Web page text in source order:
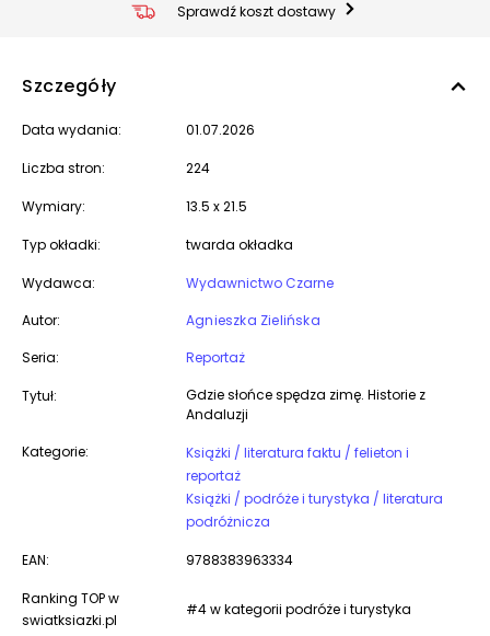
Sprawdź koszt dostawy
Szczegóły
Data wydania: 01.07.2026
Liczba stron: 224
Wymiary: 13.5 x 21.5
Typ okładki: twarda okładka
Wydawca:
Wydawnictwo Czarne
Autor:
Agnieszka Zielińska
Seria:
Reportaż
Tytuł:
Gdzie słońce spędza zimę. Historie z
Andaluzji
Kategorie:
Książki / literatura faktu / felieton i
reportaż
Książki / podróże i turystyka / literatura
podróżnicza
EAN: 9788383963334
Ranking TOP w
swiatksiazki.pl
#4 w kategorii podróże i turystyka